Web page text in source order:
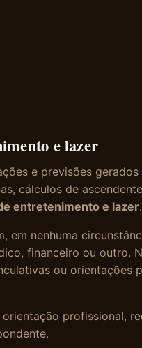
e lazer
e previsões
cálculos de
entretenimento e lazer.
em nenhuma
financeiro ou outro.
ou orientações
profissional,